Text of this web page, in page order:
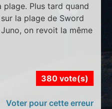
plage. Plus tard quand
la plage de Sword
on revoit la même
380 vote(s)
Voter pour cette erreur